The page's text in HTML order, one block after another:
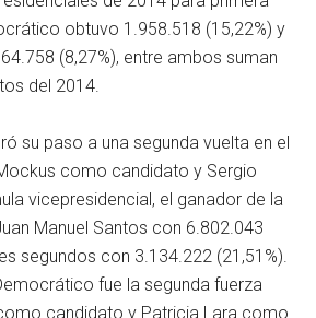
obtuvo 1.958.518 (15,22%) y
(8,27%), entre ambos suman
del 2014.
su paso a una segunda vuelta en el
como candidato y Sergio
vicepresidencial, el ganador de la
Manuel Santos con 6.802.043
segundos con 3.134.222 (21,51%).
fue la segunda fuerza
candidato y Patricia Lara como